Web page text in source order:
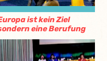
ist kein Ziel
eine Berufung